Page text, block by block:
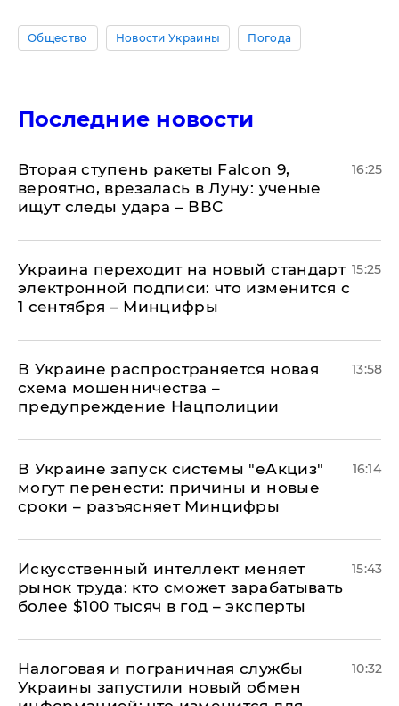
Общество Новости Украины Погода
Последние новости
Вторая ступень ракеты Falcon 9,
вероятно, врезалась в Луну: ученые
ищут следы удара – ВВС
16:25
Украина переходит на новый стандарт
электронной подписи: что изменится с
1 сентября – Минцифры
15:25
В Украине распространяется новая
схема мошенничества –
предупреждение Нацполиции
13:58
В Украине запуск системы "еАкциз"
могут перенести: причины и новые
сроки – разъясняет Минцифры
16:14
Искусственный интеллект меняет
рынок труда: кто сможет зарабатывать
более $100 тысяч в год – эксперты
15:43
Налоговая и пограничная службы
Украины запустили новый обмен
10:32